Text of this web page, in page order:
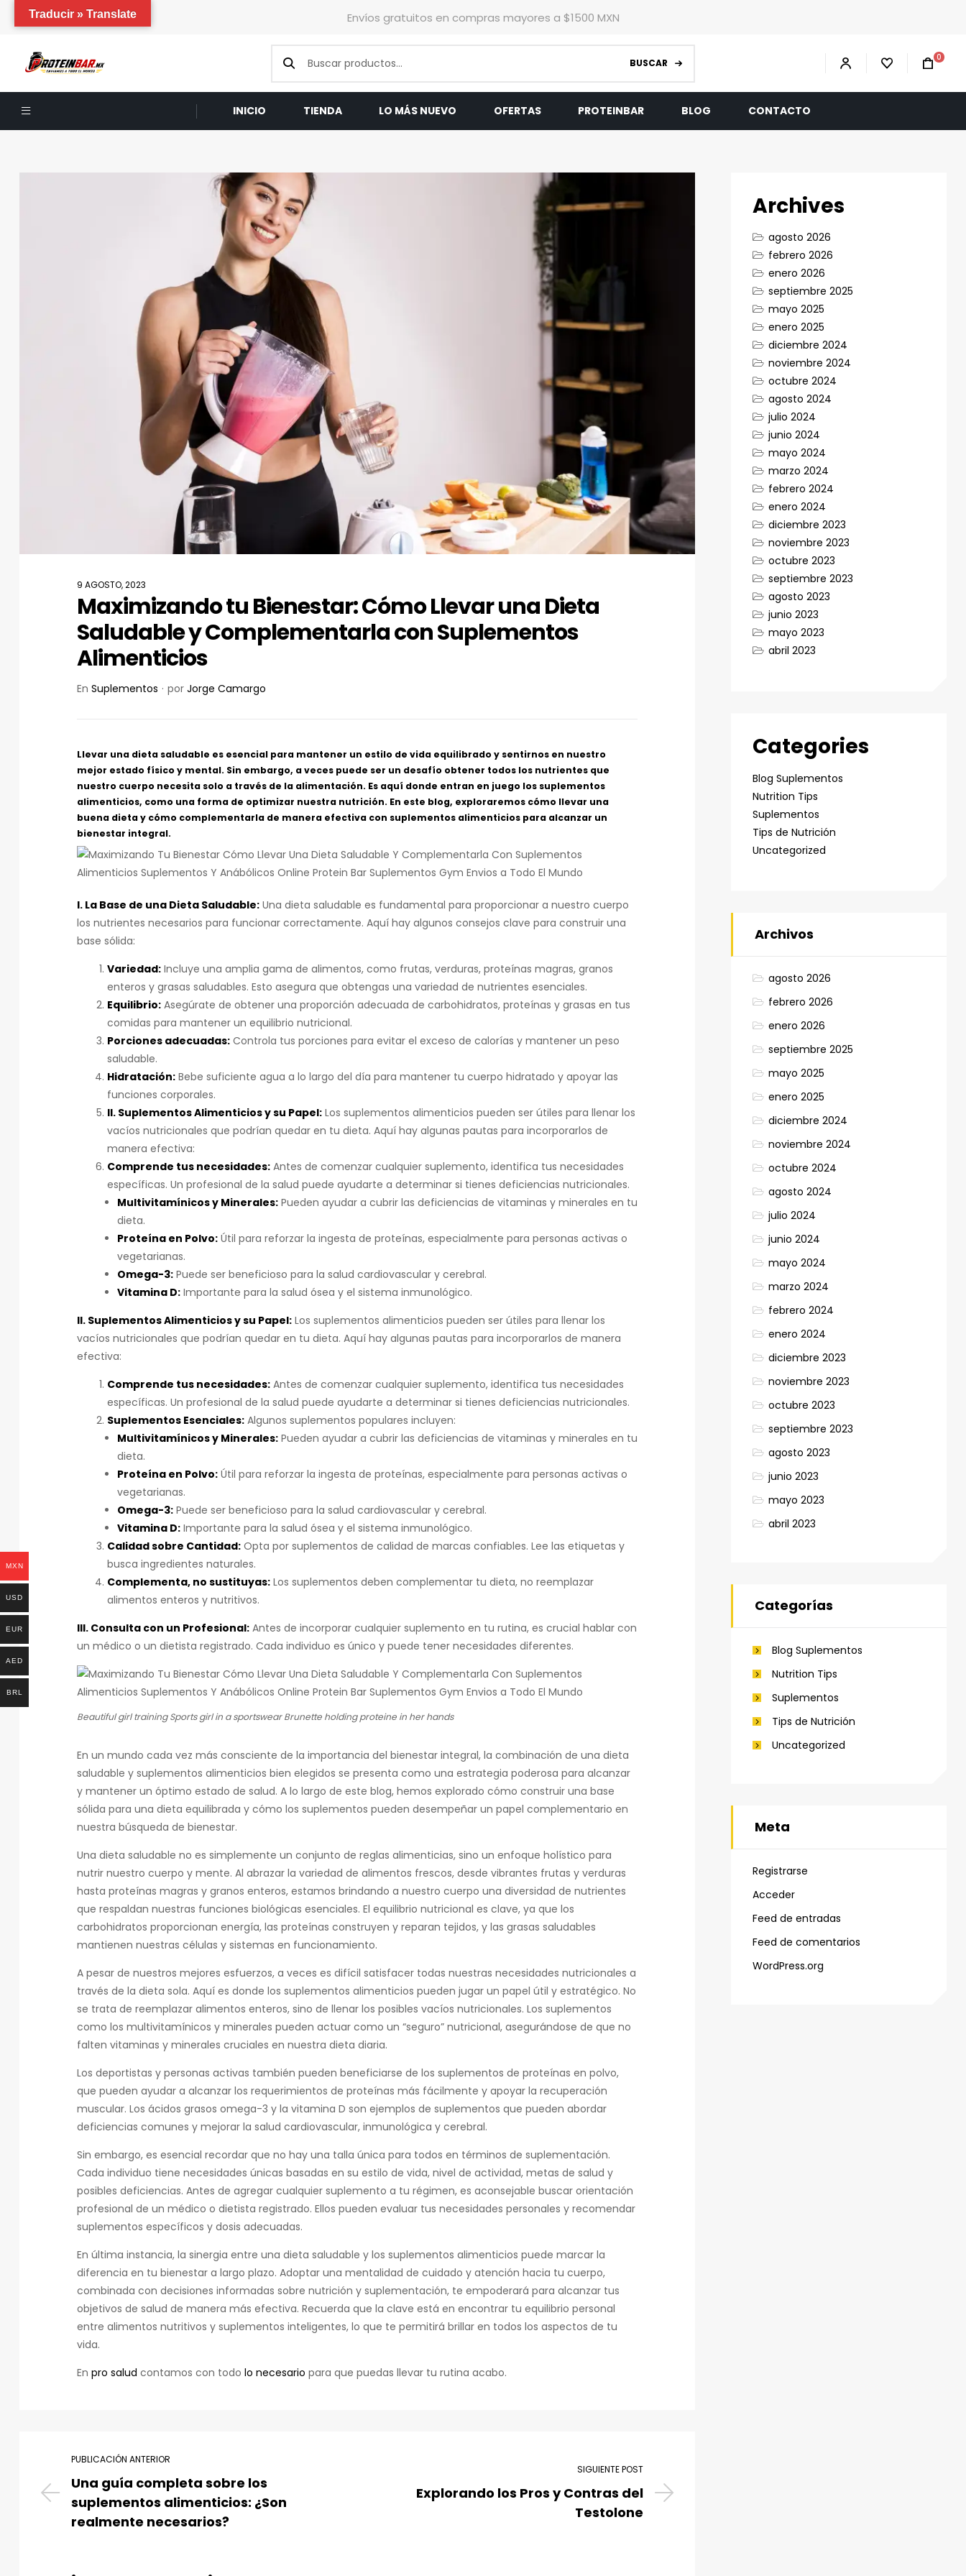
Envíos gratuitos en compras mayores a $1500 MXN
BUSCAR 0
INICIO TIENDA LO MÁS NUEVO OFERTAS PROTEINBAR BLOG CONTACTO
9 AGOSTO, 2023
Maximizando tu Bienestar: Cómo Llevar una Dieta
Saludable y Complementarla con Suplementos
Alimenticios
En Suplementos por Jorge Camargo
Llevar una dieta saludable es esencial para mantener un estilo de vida equilibrado y sentirnos en nuestro
mejor estado físico y mental. Sin embargo, a veces puede ser un desafío obtener todos los nutrientes que
nuestro cuerpo necesita solo a través de la alimentación. Es aquí donde entran en juego los suplementos
alimenticios, como una forma de optimizar nuestra nutrición. En este blog, exploraremos cómo llevar una
buena dieta y cómo complementarla de manera efectiva con suplementos alimenticios para alcanzar un
bienestar integral.
I. La Base de una Dieta Saludable: Una dieta saludable es fundamental para proporcionar a nuestro cuerpo
los nutrientes necesarios para funcionar correctamente. Aquí hay algunos consejos clave para construir una
base sólida:
Variedad: Incluye una amplia gama de alimentos, como frutas, verduras, proteínas magras, granos
enteros y grasas saludables. Esto asegura que obtengas una variedad de nutrientes esenciales.
Equilibrio: Asegúrate de obtener una proporción adecuada de carbohidratos, proteínas y grasas en tus
comidas para mantener un equilibrio nutricional.
Porciones adecuadas: Controla tus porciones para evitar el exceso de calorías y mantener un peso
saludable.
Hidratación: Bebe suficiente agua a lo largo del día para mantener tu cuerpo hidratado y apoyar las
funciones corporales.
II. Suplementos Alimenticios y su Papel: Los suplementos alimenticios pueden ser útiles para llenar los
vacíos nutricionales que podrían quedar en tu dieta. Aquí hay algunas pautas para incorporarlos de
manera efectiva:
Comprende tus necesidades: Antes de comenzar cualquier suplemento, identifica tus necesidades
específicas. Un profesional de la salud puede ayudarte a determinar si tienes deficiencias nutricionales.
Multivitamínicos y Minerales: Pueden ayudar a cubrir las deficiencias de vitaminas y minerales en tu
dieta.
Proteína en Polvo: Útil para reforzar la ingesta de proteínas, especialmente para personas activas o
vegetarianas.
Omega-3: Puede ser beneficioso para la salud cardiovascular y cerebral.
Vitamina D: Importante para la salud ósea y el sistema inmunológico.
II. Suplementos Alimenticios y su Papel: Los suplementos alimenticios pueden ser útiles para llenar los
vacíos nutricionales que podrían quedar en tu dieta. Aquí hay algunas pautas para incorporarlos de manera
efectiva:
Comprende tus necesidades: Antes de comenzar cualquier suplemento, identifica tus necesidades
específicas. Un profesional de la salud puede ayudarte a determinar si tienes deficiencias nutricionales.
Suplementos Esenciales: Algunos suplementos populares incluyen:
Multivitamínicos y Minerales: Pueden ayudar a cubrir las deficiencias de vitaminas y minerales en tu
dieta.
Proteína en Polvo: Útil para reforzar la ingesta de proteínas, especialmente para personas activas o
vegetarianas.
Omega-3: Puede ser beneficioso para la salud cardiovascular y cerebral.
Vitamina D: Importante para la salud ósea y el sistema inmunológico.
Calidad sobre Cantidad: Opta por suplementos de calidad de marcas confiables. Lee las etiquetas y
busca ingredientes naturales.
Complementa, no sustituyas: Los suplementos deben complementar tu dieta, no reemplazar
alimentos enteros y nutritivos.
III. Consulta con un Profesional: Antes de incorporar cualquier suplemento en tu rutina, es crucial hablar con
un médico o un dietista registrado. Cada individuo es único y puede tener necesidades diferentes.
Beautiful girl training Sports girl in a sportswear Brunette holding proteine in her hands
En un mundo cada vez más consciente de la importancia del bienestar integral, la combinación de una dieta
saludable y suplementos alimenticios bien elegidos se presenta como una estrategia poderosa para alcanzar
y mantener un óptimo estado de salud. A lo largo de este blog, hemos explorado cómo construir una base
sólida para una dieta equilibrada y cómo los suplementos pueden desempeñar un papel complementario en
nuestra búsqueda de bienestar.
Una dieta saludable no es simplemente un conjunto de reglas alimenticias, sino un enfoque holístico para
nutrir nuestro cuerpo y mente. Al abrazar la variedad de alimentos frescos, desde vibrantes frutas y verduras
hasta proteínas magras y granos enteros, estamos brindando a nuestro cuerpo una diversidad de nutrientes
que respaldan nuestras funciones biológicas esenciales. El equilibrio nutricional es clave, ya que los
carbohidratos proporcionan energía, las proteínas construyen y reparan tejidos, y las grasas saludables
mantienen nuestras células y sistemas en funcionamiento.
A pesar de nuestros mejores esfuerzos, a veces es difícil satisfacer todas nuestras necesidades nutricionales a
través de la dieta sola. Aquí es donde los suplementos alimenticios pueden jugar un papel útil y estratégico. No
se trata de reemplazar alimentos enteros, sino de llenar los posibles vacíos nutricionales. Los suplementos
como los multivitamínicos y minerales pueden actuar como un “seguro” nutricional, asegurándose de que no
falten vitaminas y minerales cruciales en nuestra dieta diaria.
Los deportistas y personas activas también pueden beneficiarse de los suplementos de proteínas en polvo,
que pueden ayudar a alcanzar los requerimientos de proteínas más fácilmente y apoyar la recuperación
muscular. Los ácidos grasos omega-3 y la vitamina D son ejemplos de suplementos que pueden abordar
deficiencias comunes y mejorar la salud cardiovascular, inmunológica y cerebral.
Sin embargo, es esencial recordar que no hay una talla única para todos en términos de suplementación.
Cada individuo tiene necesidades únicas basadas en su estilo de vida, nivel de actividad, metas de salud y
posibles deficiencias. Antes de agregar cualquier suplemento a tu régimen, es aconsejable buscar orientación
profesional de un médico o dietista registrado. Ellos pueden evaluar tus necesidades personales y recomendar
suplementos específicos y dosis adecuadas.
En última instancia, la sinergia entre una dieta saludable y los suplementos alimenticios puede marcar la
diferencia en tu bienestar a largo plazo. Adoptar una mentalidad de cuidado y atención hacia tu cuerpo,
combinada con decisiones informadas sobre nutrición y suplementación, te empoderará para alcanzar tus
objetivos de salud de manera más efectiva. Recuerda que la clave está en encontrar tu equilibrio personal
entre alimentos nutritivos y suplementos inteligentes, lo que te permitirá brillar en todos los aspectos de tu
vida.
En pro salud contamos con todo lo necesario para que puedas llevar tu rutina acabo.
PUBLICACIÓN ANTERIOR
Una guía completa sobre los
suplementos alimenticios: ¿Son
realmente necesarios?
SIGUIENTE POST
Explorando los Pros y Contras del
Testolone
Archives
agosto 2026
febrero 2026
enero 2026
septiembre 2025
mayo 2025
enero 2025
diciembre 2024
noviembre 2024
octubre 2024
agosto 2024
julio 2024
junio 2024
mayo 2024
marzo 2024
febrero 2024
enero 2024
diciembre 2023
noviembre 2023
octubre 2023
septiembre 2023
agosto 2023
junio 2023
mayo 2023
abril 2023
Categories
Blog Suplementos
Nutrition Tips
Suplementos
Tips de Nutrición
Uncategorized
Archivos
agosto 2026
febrero 2026
enero 2026
septiembre 2025
mayo 2025
enero 2025
diciembre 2024
noviembre 2024
octubre 2024
agosto 2024
julio 2024
junio 2024
mayo 2024
marzo 2024
febrero 2024
enero 2024
diciembre 2023
noviembre 2023
octubre 2023
septiembre 2023
agosto 2023
junio 2023
mayo 2023
abril 2023
Categorías
Blog Suplementos
Nutrition Tips
Suplementos
Tips de Nutrición
Uncategorized
Meta
Registrarse
Acceder
Feed de entradas
Feed de comentarios
WordPress.org
Traducir » Translate
MXN
USD
EUR
AED
BRL